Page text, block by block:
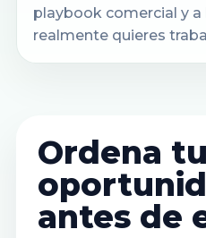
playbook comercial y
realmente quieres
Ordena
antes de